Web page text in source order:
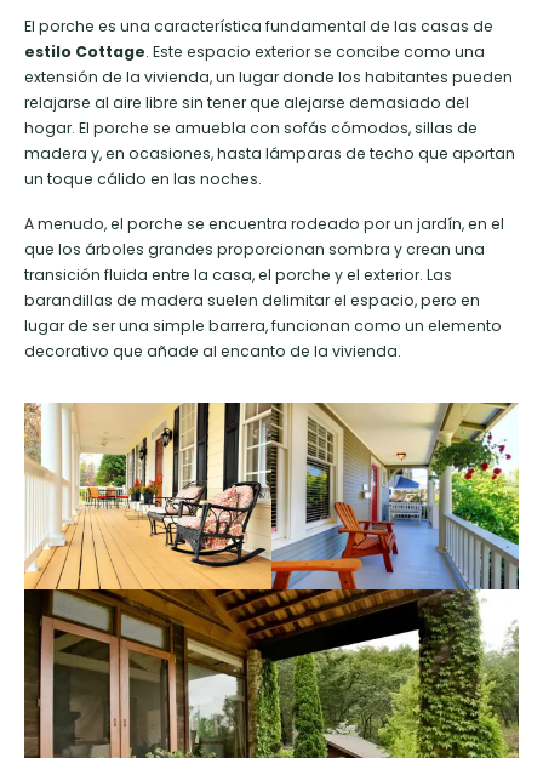
El porche es una característica fundamental de las casas de
estilo Cottage. Este espacio exterior se concibe como una
extensión de la vivienda, un lugar donde los habitantes pueden
relajarse al aire libre sin tener que alejarse demasiado del
hogar. El porche se amuebla con sofás cómodos, sillas de
madera y, en ocasiones, hasta lámparas de techo que aportan
un toque cálido en las noches.
A menudo, el porche se encuentra rodeado por un jardín, en el
que los árboles grandes proporcionan sombra y crean una
transición fluida entre la casa, el porche y el exterior. Las
barandillas de madera suelen delimitar el espacio, pero en
lugar de ser una simple barrera, funcionan como un elemento
decorativo que añade al encanto de la vivienda.